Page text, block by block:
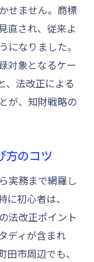
せません。商標
直され、従来よ
になりました。
対象となるケー
、法改正による
が、知財戦略の
方のコツ
実務まで網羅し
初心者は、
法改正ポイント
ディが含まれ
市周辺でも、